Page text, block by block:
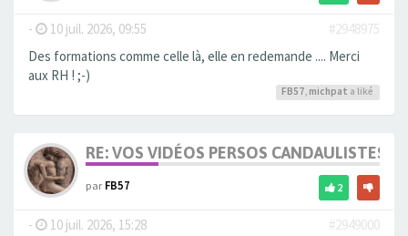
- 10 juil. 2026, 09:55
#2948975
Des formations comme celle là, elle en redemande .... Merci
aux RH ! ;-)
FB57, michpat a liké
RE: VOS VIDÉOS PERSOS CANDAULISTES
parFB57 2
- 10 juil. 2026, 15:28
#2949000